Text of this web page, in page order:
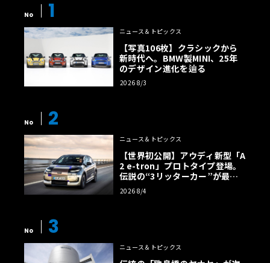
No 1
ニュース＆トピックス
【写真106枚】クラシックから
新時代へ。BMW製MINI、25年
のデザイン進化を辿る
2026 8/3
No 2
ニュース＆トピックス
【世界初公開】アウディ新型「A
2 e-tron」プロトタイプ登場。
伝説の“3リッターカー”が最高
効率エントリーBEVとして復活
【画像38枚】
2026 8/4
No 3
ニュース＆トピックス